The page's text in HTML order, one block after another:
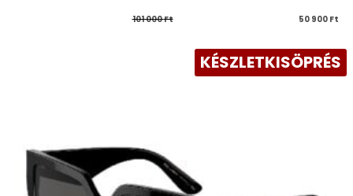
101 000 Ft 50 900 Ft
KÉSZLETKISÖPRÉS